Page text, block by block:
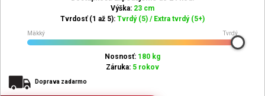
Výška: 23 cm
Tvrdosť (1 až 5): Tvrdý (5) / Extra tvrdý (5+)
Mäkký Tvrdý
Nosnosť: 180 kg
Záruka: 5 rokov
Doprava zadarmo